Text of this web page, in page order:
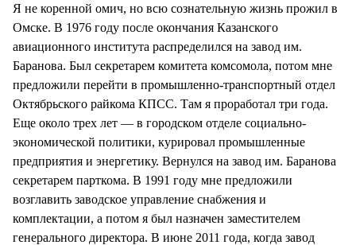
Я не коренной омич, но всю сознательную жизнь прожил в
Омске. В 1976 году после окончания Казанского
авиационного института распределился на завод им.
Баранова. Был секретарем комитета комсомола, потом мне
предложили перейти в промышленно-транспортный отдел
Октябрьского райкома КПСС. Там я проработал три года.
Еще около трех лет — в городском отделе социально-
экономической политики, курировал промышленные
предприятия и энергетику. Вернулся на завод им. Баранова
секретарем парткома. В 1991 году мне предложили
возглавить заводское управление снабжения и
комплектации, а потом я был назначен заместителем
генерального директора. В июне 2011 года, когда завод